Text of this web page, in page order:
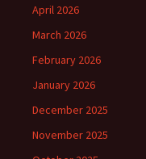
April 2026
March 2026
February 2026
January 2026
December 2025
November 2025